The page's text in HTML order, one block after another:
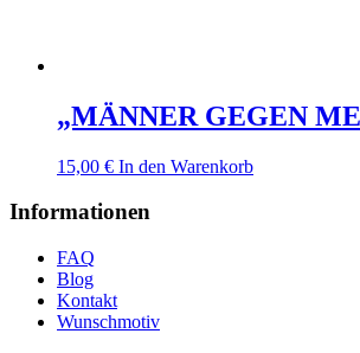
„MÄNNER GEGEN
15,00 € In den Warenkorb
Informationen
FAQ
Blog
Kontakt
Wunschmotiv